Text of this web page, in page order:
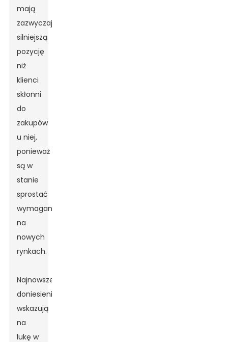
mają
zazwyczaj
silniejszą
pozycję
niż
klienci
skłonni
do
zakupów
u niej,
ponieważ
są w
stanie
sprostać
wymaganiom
na
nowych
rynkach.
Najnowsze
doniesienia
wskazują
na
lukę w